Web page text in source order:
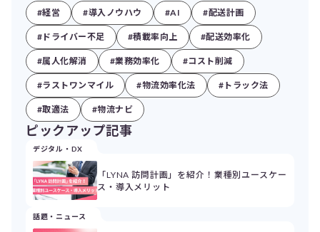
#経営 #導入ノウハウ #AI #配送計画
#ドライバー不足 #積載率向上 #配送効率化
#属人化解消 #業務効率化 #コスト削減
#ラストワンマイル #物流効率化法 #トラック法
#取適法 #物流ナビ
ピックアップ記事
デジタル・DX
「LYNA 訪問計画」を紹介！業種別ユースケー
ス・導入メリット
話題・ニュース